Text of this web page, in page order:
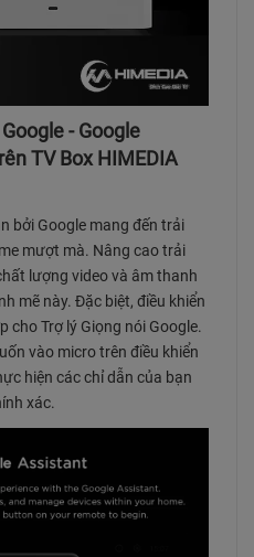
- Google
TV Box HIMEDIA
bởi Google mang đến trải
mượt mà. Nâng cao trải
lượng video và âm thanh
mẽ này. Đặc biệt, điều khiển
cho Trợ lý Giọng nói Google.
vào micro trên điều khiển
hiện các chỉ dẫn của bạn
xác.